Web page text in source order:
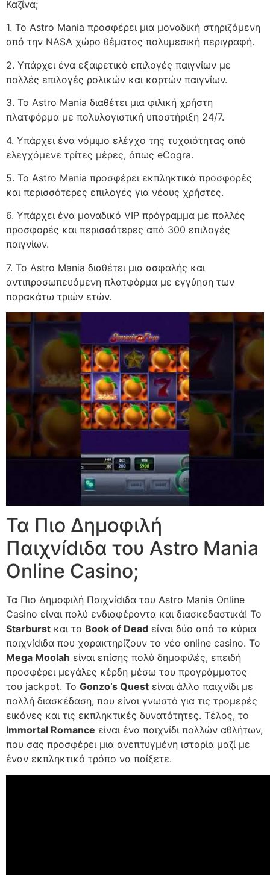
Καζίνα;
1. Το Astro Mania προσφέρει μια μοναδική στηριζόμενη
από την NASA χώρο θέματος πολυμεσική περιγραφή.
2. Υπάρχει ένα εξαιρετικό επιλογές παιγνίων με
πολλές επιλογές ρολικών και καρτών παιγνίων.
3. Το Astro Mania διαθέτει μια φιλική χρήστη
πλατφόρμα με πολυλογιστική υποστήριξη 24/7.
4. Υπάρχει ένα νόμιμο ελέγχο της τυχαιότητας από
ελεγχόμενε τρίτες μέρες, όπως eCogra.
5. Το Astro Mania προσφέρει εκπληκτικά προσφορές
και περισσότερες επιλογές για νέους χρήστες.
6. Υπάρχει ένα μοναδικό VIP πρόγραμμα με πολλές
προσφορές και περισσότερες από 300 επιλογές
παιγνίων.
7. Το Astro Mania διαθέτει μια ασφαλής και
αντιπροσωπευόμενη πλατφόρμα με εγγύηση των
παρακάτω τριών ετών.
Τα Πιο Δημοφιλή
Παιχνídιδα του Astro Mania
Online Casino;
Τα Πιο Δημοφιλή Παιχνídιδα του Astro Mania Online
Casino είναι πολύ ενδιαφέροντα και διασκεδαστικά! Το
Starburst και το Book of Dead είναι δύο από τα κύρια
παιχνídιδα που χαρακτηρίζουν το νέο online casino. Το
Mega Moolah είναι επίσης πολύ δημοφιλές, επειδή
προσφέρει μεγάλες κέρδη μέσω του προγράμματος
του jackpot. Το Gonzo’s Quest είναι άλλο παιχνίδι με
πολλή διασκέδαση, που είναι γνωστό για τις τρομερές
εικόνες και τις εκπληκτικές δυνατότητες. Τέλος, το
Immortal Romance είναι ένα παιχνίδι πολλών αθλήτων,
που σας προσφέρει μια ανεπτυγμένη ιστορία μαζί με
έναν εκπληκτικό τρόπο να παίξετε.